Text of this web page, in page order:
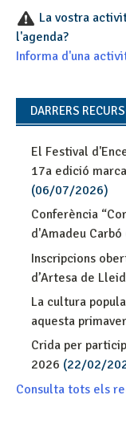
La vostra
l'agenda?
Informa d'una
DARRERS
El Festival
17a edició
(06/07/2026)
Conferència
d'Amadeu Carbó
Inscripcions
d’Artesa de
La cultura
aquesta
Crida per
2026 (22/02/
Consulta tots els